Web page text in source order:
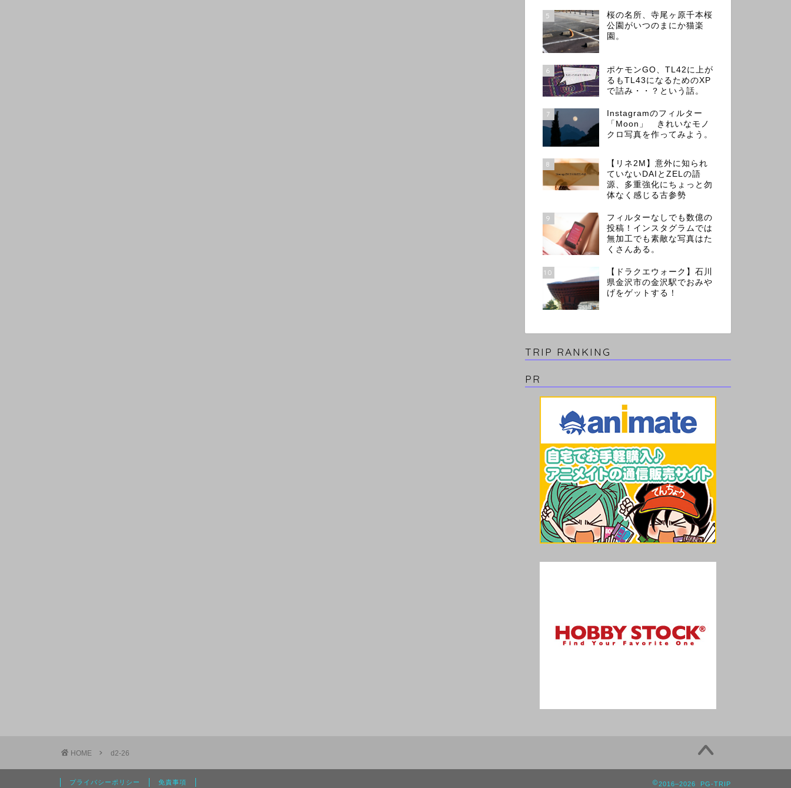
5
桜の名所、寺尾ヶ原千本桜
公園がいつのまにか猫楽
園。
6
ポケモンGO、TL42に上が
るもTL43になるためのXP
で詰み・・？という話。
7
Instagramのフィルター
「Moon」 きれいなモノ
クロ写真を作ってみよう。
8
【リネ2M】意外に知られ
ていないDAIとZELの語
源、多重強化にちょっと勿
体なく感じる古参勢
9
フィルターなしでも数億の
投稿！インスタグラムでは
無加工でも素敵な写真はた
くさんある。
10
【ドラクエウォーク】石川
県金沢市の金沢駅でおみや
げをゲットする！
TRIP RANKING
PR
HOME d2-26
プライバシーポリシー 免責事項 2016–2026 PG-TRIP